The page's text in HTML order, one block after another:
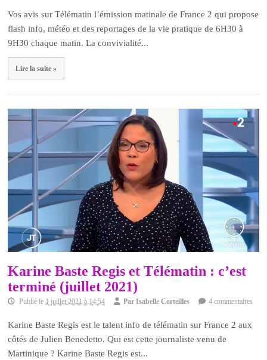
Vos avis sur Télématin l’émission matinale de France 2 qui propose
flash info, météo et des reportages de la vie pratique de 6H30 à
9H30 chaque matin. La convivialité...
Lire la suite »
Karine Baste Regis et Télématin : c’est
terminé (juillet 2021)
Publié le 1 juillet 2021 à 14:54 ParIsabelle Corteilles 4 commentaires
Karine Baste Regis est le talent info de télématin sur France 2 aux
côtés de Julien Benedetto. Qui est cette journaliste venu de
Martinique ? Karine Baste Regis est...